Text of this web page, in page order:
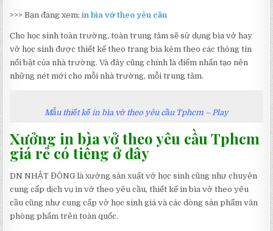
>>> Bạn đang xem:in bìa vở theo yêu cầu
Cho học sinh toàn trường, toàn trung tâm sẽ sử dụng bìa vở hay
vở học sinh được thiết kế theo trang bìa kèm theo các thông tin
nổi bật của nhà trường. Và đây cũng chính là điểm nhấn tạo nên
những nét mới cho mỗi nhà trường, mỗi trung tâm.
Mẫu thiết kế in bìa vở theo yêu cầu Tphcm – Play
Xưởng in bìa vở theo yêu cầu Tphcm
giá rẻ có tiếng ở đây
DN NHẬT ĐÔNG là xưởng sản xuất vở học sinh cũng như chuyên
cung cấp dịch vụ in vở theo yêu cầu, thiết kế in bìa vở theo yêu
cầu cũng như cung cấp vở học sinh giá và các dòng sản phẩm văn
phòng phẩm trên toàn quốc.